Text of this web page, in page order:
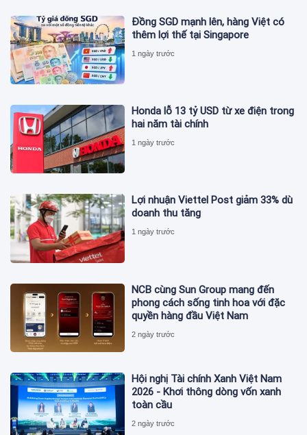
Đồng SGD mạnh lên, hàng Việt có
thêm lợi thế tại Singapore
1 ngày trước
Honda lỗ 13 tỷ USD từ xe điện trong
hai năm tài chính
1 ngày trước
Lợi nhuận Viettel Post giảm 33% dù
doanh thu tăng
1 ngày trước
NCB cùng Sun Group mang đến
phong cách sống tinh hoa với đặc
quyền hàng đầu Việt Nam
2 ngày trước
Hội nghị Tài chính Xanh Việt Nam
2026 - Khơi thông dòng vốn xanh
toàn cầu
2 ngày trước